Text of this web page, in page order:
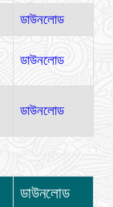
ডাউনলোড
ডাউনলোড
ডাউনলোড
ডাউনলোড